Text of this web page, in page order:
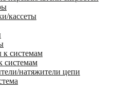
кассеты
системам
системам
натяжители цепи